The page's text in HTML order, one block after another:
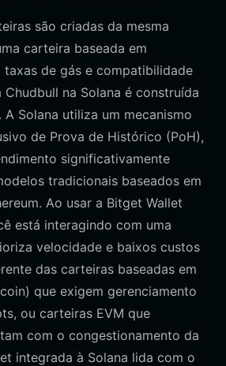
são criadas da mesma
carteira baseada em
taxas de gás e compatibilidade
Chudbull na Solana é construída
A Solana utiliza um mecanismo
de Prova de Histórico (PoH),
significativamente
tradicionais baseados em
Ao usar a Bitget Wallet
está interagindo com uma
velocidade e baixos custos
das carteiras baseadas em
que exigem gerenciamento
ou carteiras EVM que
com o congestionamento da
integrada à Solana lida com o